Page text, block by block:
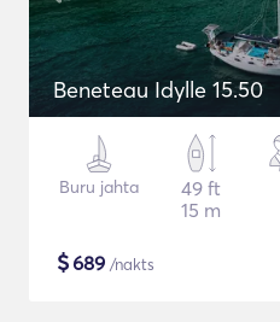
Beneteau Idylle 15.50
Buru jahta
49 ft
15 m
$689 /nakts